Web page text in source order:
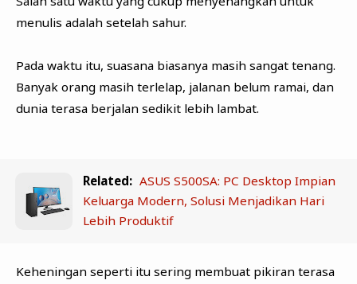
menulis adalah setelah sahur.
Pada waktu itu, suasana biasanya masih sangat tenang.
Banyak orang masih terlelap, jalanan belum ramai, dan
dunia terasa berjalan sedikit lebih lambat.
Related: ASUS S500SA: PC Desktop Impian
Keluarga Modern, Solusi Menjadikan Hari
Lebih Produktif
Keheningan seperti itu sering membuat pikiran terasa